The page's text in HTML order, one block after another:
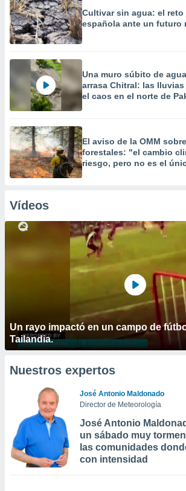
Cultivar sin agua: el
española ante un futuro
Una muro súbito de
arrasa Chitral: las
el caos en el norte de
El aviso de la OMM
forestales: "el cambio
riesgo, pero no es el
Vídeos
Un rayo impactó en un campo de
Tailandia.
Nuestros expertos
José Antonio Maldonado
Director de Meteorología
José Antonio
un sábado muy
las comunidades
con intensidad